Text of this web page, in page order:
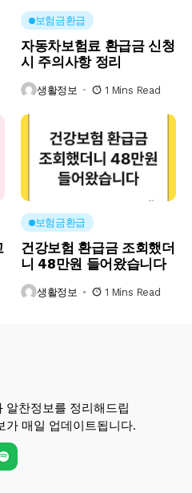
보험금환급
자동차보험료 환급금 신청
시 주의사항 정리
생활정보 1 Mins Read
보험금환급
건강보험 환급금 조회했더
니 48만원 들어왔습니다
생활정보 1 Mins Read
알찬정보를 정리해드립
가 매일 업데이트됩니다.